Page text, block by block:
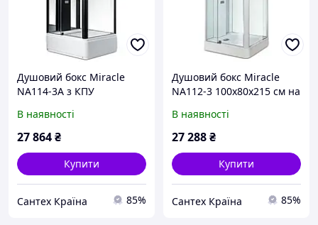
Душовий бокс Miracle
NA114-3A з КПУ
середньому піддоні
чорний з гідромасажем
В наявності
27 864₴
Купити
Сантех Країна 85%
Душовий бокс Miracle
NA112-3 100х80х215 см на
гідромасажем скло
прозоре
В наявності
27 288₴
Купити
Сантех Країна 85%